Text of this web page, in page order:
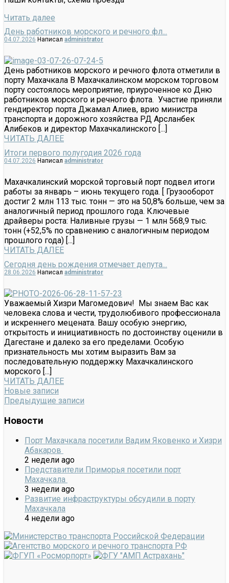
Читать далее
День работников морского и речного фл...
04.07.2026 Написал administrator
День работников морского и речного флота отметили в
порту Махачкала В Махачкалинском морском торговом
порту состоялось мероприятие, приуроченное ко Дню
работников морского и речного флота. Участие приняли
гендиректор порта Джамал Алиев, врио министра
транспорта и дорожного хозяйства РД Арсланбек
Алибеков и директор Махачкалинского [...]
ЧИТАТЬ ДАЛЕЕ
Итоги первого полугодия 2026 года
04.07.2026 Написал administrator
Махачкалинский морской торговый порт подвел итоги
работы за январь – июнь текущего года. [ Грузооборот
достиг 2 млн 113 тыс. тонн — это на 50,8% больше, чем за
аналогичный период прошлого года. Ключевые
драйверы роста: Наливные грузы — 1 млн 568,9 тыс.
тонн (+52,5% по сравнению с аналогичным периодом
прошлого года) [...]
ЧИТАТЬ ДАЛЕЕ
Сегодня день рождения отмечает депута...
28.06.2026 Написал administrator
Уважаемый Хизри Магомедович! Мы знаем Вас как
человека слова и чести, трудолюбивого профессионала
и искреннего мецената. Вашу особую энергию,
открытость и инициативность по достоинству оценили в
Дагестане и далеко за его пределами. Особую
признательность мы хотим выразить Вам за
последовательную поддержку Махачкалинского
морского [...]
ЧИТАТЬ ДАЛЕЕ
Новые записи
Предыдущие записи
Новости
Порт Махачкала посетили Вадим Яковенко и Хизри
Абакаров
2 недели ago
Представители Приморья посетили порт
Махачкала
3 недели ago
Развитие инфраструктуры обсудили в порту
Махачкала
4 недели ago